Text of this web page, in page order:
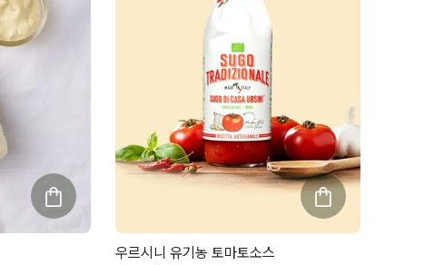
우르시니 유기농 토마토소스